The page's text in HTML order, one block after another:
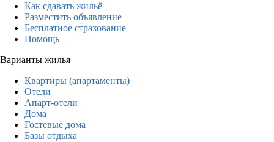
Как сдавать жильё
Разместить объявление
Бесплатное страхование
Помощь
Варианты жилья
Квартиры (апартаменты)
Отели
Апарт-отели
Дома
Гостевые дома
Базы отдыха